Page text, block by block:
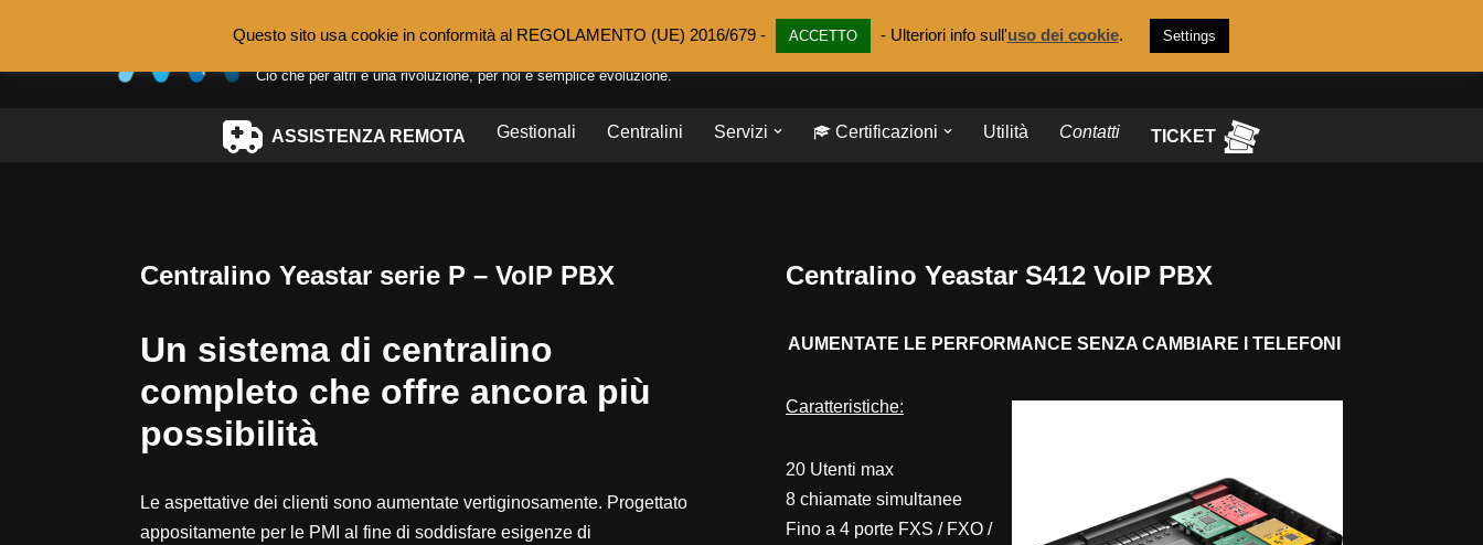
MACCARINI MARICO ANGELO E C. SAS
Ciò che per altri è una rivoluzione, per noi è semplice evoluzione.
Linkedin Telegram
ASSISTENZA REMOTA Gestionali Centralini Servizi Certificazioni Utilità Contatti TICKET
Centralino Yeastar serie P – VoIP PBX
Un sistema di centralino
completo che offre ancora più
possibilità
Le aspettative dei clienti sono aumentate vertiginosamente. Progettato
appositamente per le PMI al fine di soddisfare esigenze di
Centralino Yeastar S412 VoIP PBX
AUMENTATE LE PERFORMANCE SENZA CAMBIARE I TELEFONI
Caratteristiche:
20 Utenti max
8 chiamate simultanee
Fino a 4 porte FXS / FXO /
Questo sito usa cookie in conformità al REGOLAMENTO (UE) 2016/679 - ACCETTO - Ulteriori info sull'uso dei cookie. Settings